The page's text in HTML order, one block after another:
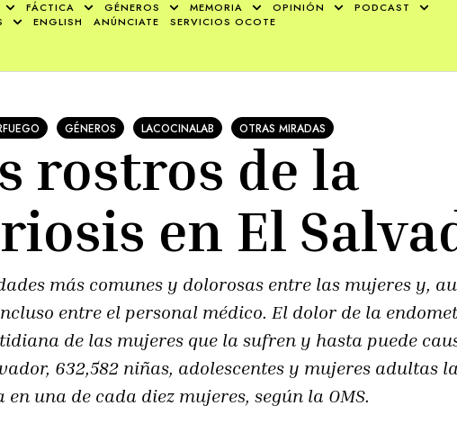
FÁCTICA GÉNEROS MEMORIA OPINIÓN
PODCAST
ENGLISH ANÚNCIATE SERVICIOS OCOTE
GÉNEROS LACOCINALAB OTRAS MIRADAS
rostros de la
en El
más comunes y dolorosas entre las mujeres y,
entre el personal médico. El dolor de la
de las mujeres que la sufren y hasta puede
632,582 niñas, adolescentes y mujeres adultas
una de cada diez mujeres, según la OMS.